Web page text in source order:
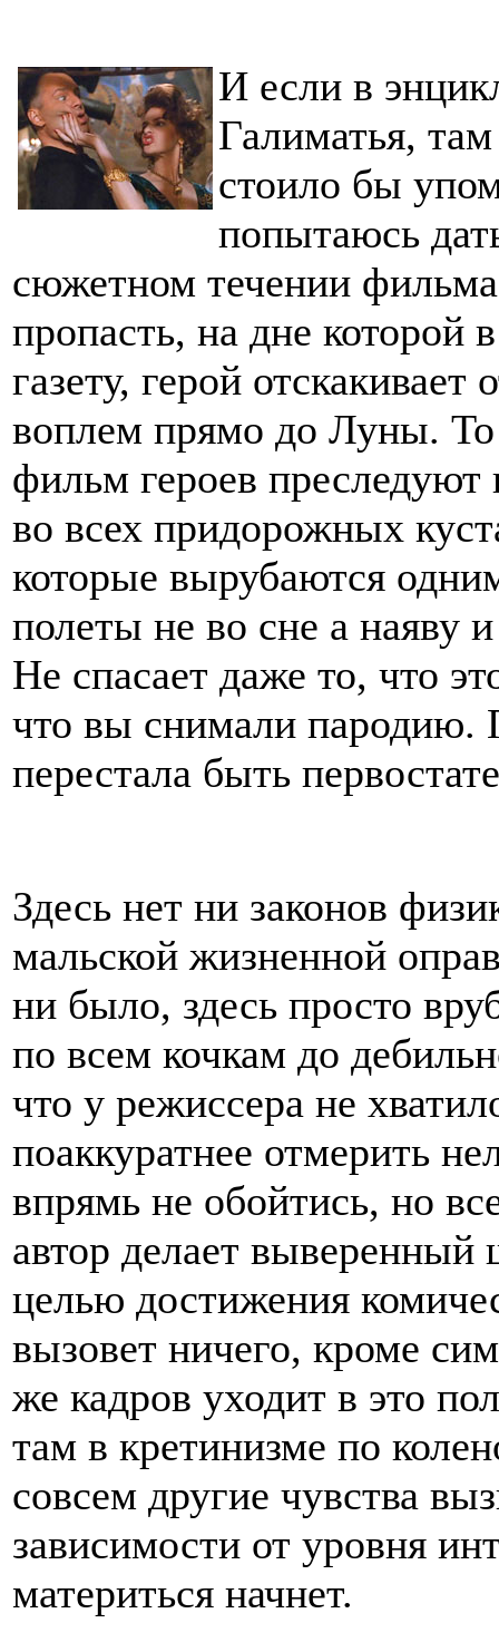
И если в
Галиматья,
стоило бы
попытаюсь
сюжетном течении
пропасть, на дне которой
газету, герой
воплем прямо до Луны.
фильм героев преследуют
во всех придорожных
которые вырубаются
полеты не во сне а наяву
Не спасает даже то, что
что вы снимали пародию.
перестала быть
Здесь нет ни законов
мальской жизненной
ни было, здесь просто
по всем кочкам до
что у режиссера не
поаккуратнее отмерить
впрямь не обойтись, но
автор делает выверенный
целью достижения
вызовет ничего, кроме
же кадров уходит в это
там в кретинизме по
совсем другие чувства
зависимости от уровня
материться начнет.